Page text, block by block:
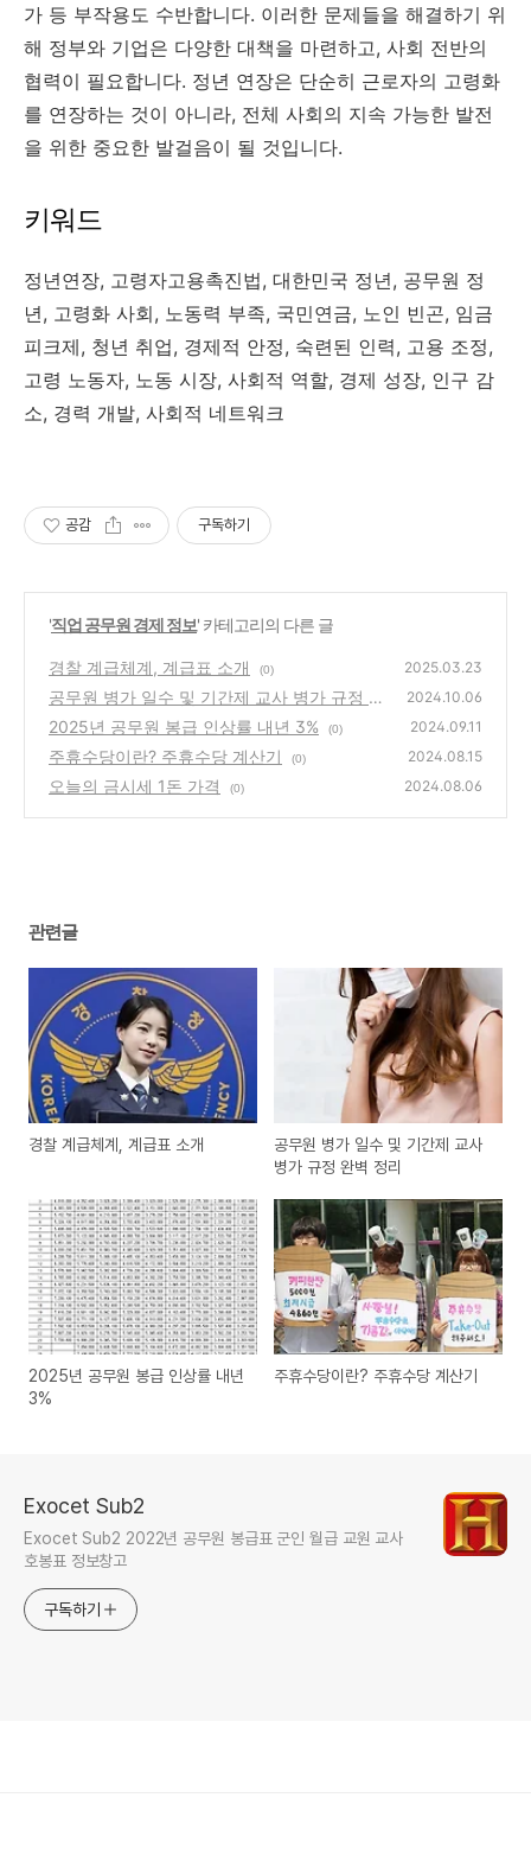
가 등 부작용도 수반합니다. 이러한 문제들을 해결하기 위
해 정부와 기업은 다양한 대책을 마련하고, 사회 전반의
협력이 필요합니다. 정년 연장은 단순히 근로자의 고령화
를 연장하는 것이 아니라, 전체 사회의 지속 가능한 발전
을 위한 중요한 발걸음이 될 것입니다.
키워드
정년연장, 고령자고용촉진법, 대한민국 정년, 공무원 정
년, 고령화 사회, 노동력 부족, 국민연금, 노인 빈곤, 임금
피크제, 청년 취업, 경제적 안정, 숙련된 인력, 고용 조정,
고령 노동자, 노동 시장, 사회적 역할, 경제 성장, 인구 감
소, 경력 개발, 사회적 네트워크
공감 구독하기
'직업 공무원 경제 정보' 카테고리의 다른 글
경찰 계급체계, 계급표 소개 (0) 2025.03.23
공무원 병가 일수 및 기간제 교사 병가 규정 완
벽 정리
(0)
2024.10.06
2025년 공무원 봉급 인상률 내년 3% (0) 2024.09.11
주휴수당이란? 주휴수당 계산기 (0) 2024.08.15
오늘의 금시세 1돈 가격 (0) 2024.08.06
관련글
경찰 계급체계, 계급표 소개
공무원 병가 일수 및 기간제 교사
병가 규정 완벽 정리
2025년 공무원 봉급 인상률 내년
3%
주휴수당이란? 주휴수당 계산기
Exocet Sub2
Exocet Sub2 2022년 공무원 봉급표 군인 월급 교원 교사
호봉표 정보창고
구독하기